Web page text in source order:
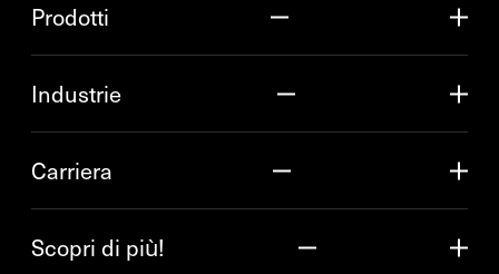
Prodotti
Industrie
Carriera
Scopri di più!